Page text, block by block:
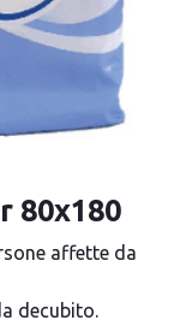
80x180
affette da
decubito.